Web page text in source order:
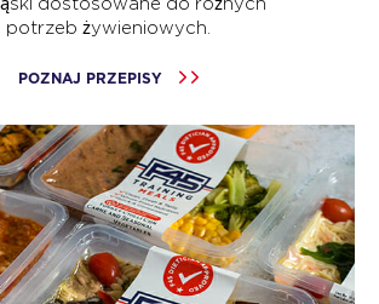
potrzeb żywieniowych.
POZNAJ PRZEPISY